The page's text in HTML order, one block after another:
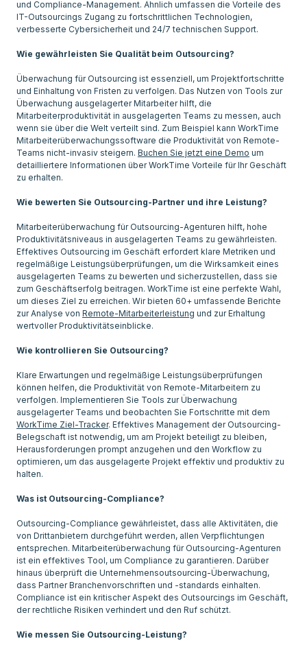
und Compliance-Management. Ähnlich umfassen die Vorteile des
IT-Outsourcings Zugang zu fortschrittlichen Technologien,
verbesserte Cybersicherheit und 24/7 technischen Support.
Wie gewährleisten Sie Qualität beim Outsourcing?
Überwachung für Outsourcing ist essenziell, um Projektfortschritte
und Einhaltung von Fristen zu verfolgen. Das Nutzen von Tools zur
Überwachung ausgelagerter Mitarbeiter hilft, die
Mitarbeiterproduktivität in ausgelagerten Teams zu messen, auch
wenn sie über die Welt verteilt sind. Zum Beispiel kann WorkTime
Mitarbeiterüberwachungssoftware die Produktivität von Remote-
Teams nicht-invasiv steigern. Buchen Sie jetzt eine Demo um
detailliertere Informationen über WorkTime Vorteile für Ihr Geschäft
zu erhalten.
Wie bewerten Sie Outsourcing-Partner und ihre Leistung?
Mitarbeiterüberwachung für Outsourcing-Agenturen hilft, hohe
Produktivitätsniveaus in ausgelagerten Teams zu gewährleisten.
Effektives Outsourcing im Geschäft erfordert klare Metriken und
regelmäßige Leistungsüberprüfungen, um die Wirksamkeit eines
ausgelagerten Teams zu bewerten und sicherzustellen, dass sie
zum Geschäftserfolg beitragen. WorkTime ist eine perfekte Wahl,
um dieses Ziel zu erreichen. Wir bieten 60+ umfassende Berichte
zur Analyse von Remote-Mitarbeiterleistung und zur Erhaltung
wertvoller Produktivitätseinblicke.
Wie kontrollieren Sie Outsourcing?
Klare Erwartungen und regelmäßige Leistungsüberprüfungen
können helfen, die Produktivität von Remote-Mitarbeitern zu
verfolgen. Implementieren Sie Tools zur Überwachung
ausgelagerter Teams und beobachten Sie Fortschritte mit dem
WorkTime Ziel-Tracker. Effektives Management der Outsourcing-
Belegschaft ist notwendig, um am Projekt beteiligt zu bleiben,
Herausforderungen prompt anzugehen und den Workflow zu
optimieren, um das ausgelagerte Projekt effektiv und produktiv zu
halten.
Was ist Outsourcing-Compliance?
Outsourcing-Compliance gewährleistet, dass alle Aktivitäten, die
von Drittanbietern durchgeführt werden, allen Verpflichtungen
entsprechen. Mitarbeiterüberwachung für Outsourcing-Agenturen
ist ein effektives Tool, um Compliance zu garantieren. Darüber
hinaus überprüft die Unternehmensoutsourcing-Überwachung,
dass Partner Branchenvorschriften und -standards einhalten.
Compliance ist ein kritischer Aspekt des Outsourcings im Geschäft,
der rechtliche Risiken verhindert und den Ruf schützt.
Wie messen Sie Outsourcing-Leistung?